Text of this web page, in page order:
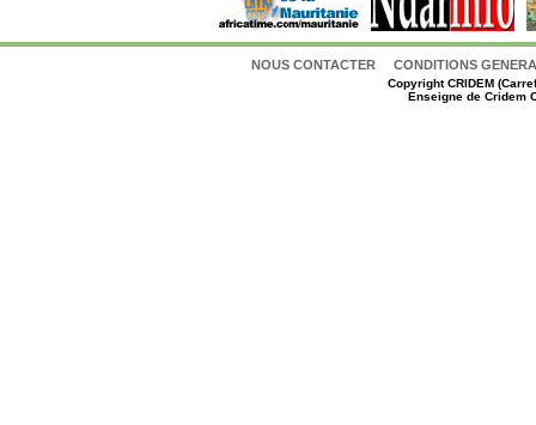
NOUS CONTACTER CONDITIONS
CopyrightCRIDEM
Enseigne de Cridem